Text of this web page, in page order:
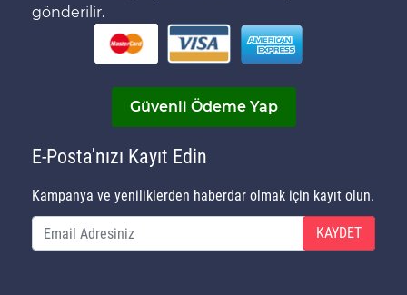
gönderilir.
Güvenli Ödeme Yap
E-Posta'nızı Kayıt Edin
Kampanya ve yeniliklerden haberdar olmak için kayıt olun.
KAYDET